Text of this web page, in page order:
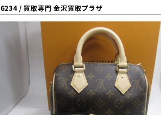
/ 買取専門 金沢買取プラザ